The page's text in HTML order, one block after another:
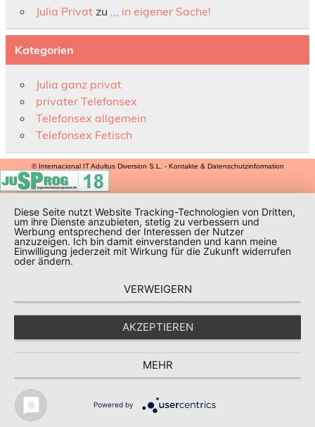
Julia Privatzu ,,, in eigener Sache!
Kategorien
Julia ganz privat
privater Telefonsex
Telefonsex allgemein
Telefonsex Fetisch
© Internacional IT Adultus Diversion S.L. - Kontakte & Datenschutzinformation
Diese Seite nutzt Website Tracking-Technologien von Dritten,
um ihre Dienste anzubieten, stetig zu verbessern und
Werbung entsprechend der Interessen der Nutzer
anzuzeigen. Ich bin damit einverstanden und kann meine
Einwilligung jederzeit mit Wirkung für die Zukunft widerrufen
oder ändern.
VERWEIGERN
AKZEPTIEREN
MEHR
Powered by